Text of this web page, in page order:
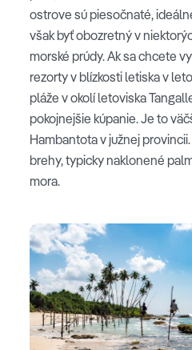
ostrove sú piesočnaté,
však byť obozretný v
morské prúdy. Ak sa chcete
rezorty v blízkosti letiska v
pláže v okolí letoviska
pokojnejšie kúpanie. Je to
Hambantota v južnej
brehy, typicky naklonené
mora.